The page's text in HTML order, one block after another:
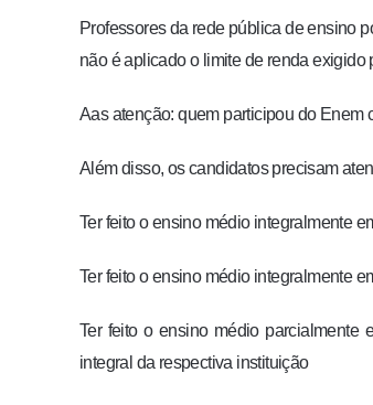
Professores da rede pública de ensino
não é aplicado o limite de renda exigido
Aas atenção: quem participou do Enem
Além disso, os candidatos precisam
Ter feito o ensino médio integralmente
Ter feito o ensino médio integralmente
Ter feito o ensino médio parcialmente
integral da respectiva instituição